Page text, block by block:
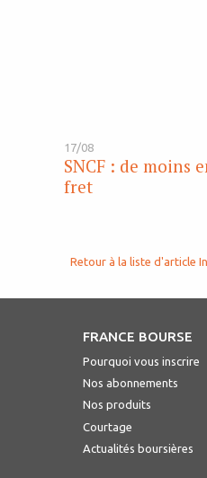
17/08
SNCF : de moins
fret
Retour à la liste d'article
FRANCE BOURSE
Pourquoi vous inscrire
Nos abonnements
Nos produits
Courtage
Actualités boursières